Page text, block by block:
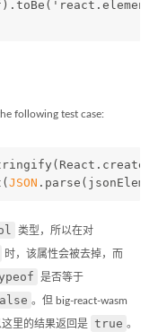
following test case:
JSON
类型，所以在对
时，该属性会被去掉，而
是否等于
。但 big-react-wasm
里的结果返回是 true 。